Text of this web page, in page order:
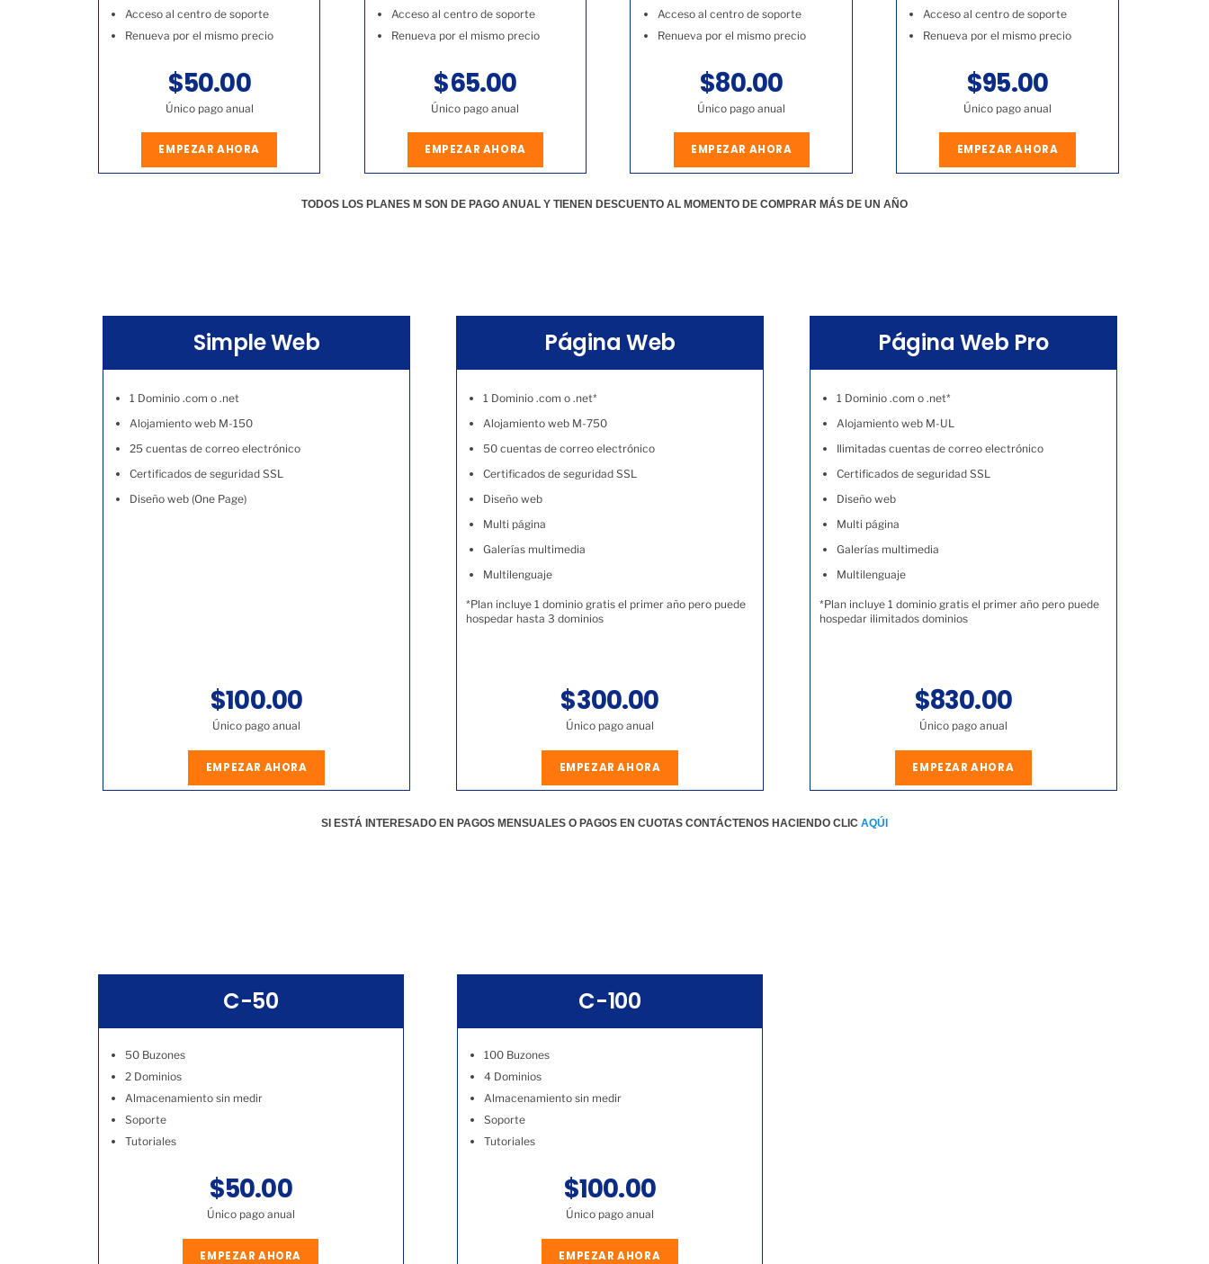
Acceso al centro de soporte
Renueva por el mismo precio
$50.00
Único pago anual
EMPEZAR AHORA
Acceso al centro de soporte
Renueva por el mismo precio
$65.00
Único pago anual
EMPEZAR AHORA
Acceso al centro de soporte
Renueva por el mismo precio
$80.00
Único pago anual
EMPEZAR AHORA
Acceso al centro de soporte
Renueva por el mismo precio
$95.00
Único pago anual
EMPEZAR AHORA
TODOS LOS PLANES M SON DE PAGO ANUAL Y TIENEN DESCUENTO AL MOMENTO DE COMPRAR MÁS DE UN AÑO
Simple Web
1 Dominio .com o .net
Alojamiento web M-150
25 cuentas de correo electrónico
Certificados de seguridad SSL
Diseño web (One Page)
$100.00
Único pago anual
EMPEZAR AHORA
Página Web
1 Dominio .com o .net*
Alojamiento web M-750
50 cuentas de correo electrónico
Certificados de seguridad SSL
Diseño web
Multi página
Galerías multimedia
Multilenguaje
*Plan incluye 1 dominio gratis el primer año pero puede
hospedar hasta 3 dominios
$300.00
Único pago anual
EMPEZAR AHORA
Página Web Pro
1 Dominio .com o .net*
Alojamiento web M-UL
Ilimitadas cuentas de correo electrónico
Certificados de seguridad SSL
Diseño web
Multi página
Galerías multimedia
Multilenguaje
*Plan incluye 1 dominio gratis el primer año pero puede
hospedar ilimitados dominios
$830.00
Único pago anual
EMPEZAR AHORA
SI ESTÁ INTERESADO EN PAGOS MENSUALES O PAGOS EN CUOTAS CONTÁCTENOS HACIENDO CLIC AQÚI
C-50
50 Buzones
2 Dominios
Almacenamiento sin medir
Soporte
Tutoriales
$50.00
Único pago anual
EMPEZAR AHORA
C-100
100 Buzones
4 Dominios
Almacenamiento sin medir
Soporte
Tutoriales
$100.00
Único pago anual
EMPEZAR AHORA